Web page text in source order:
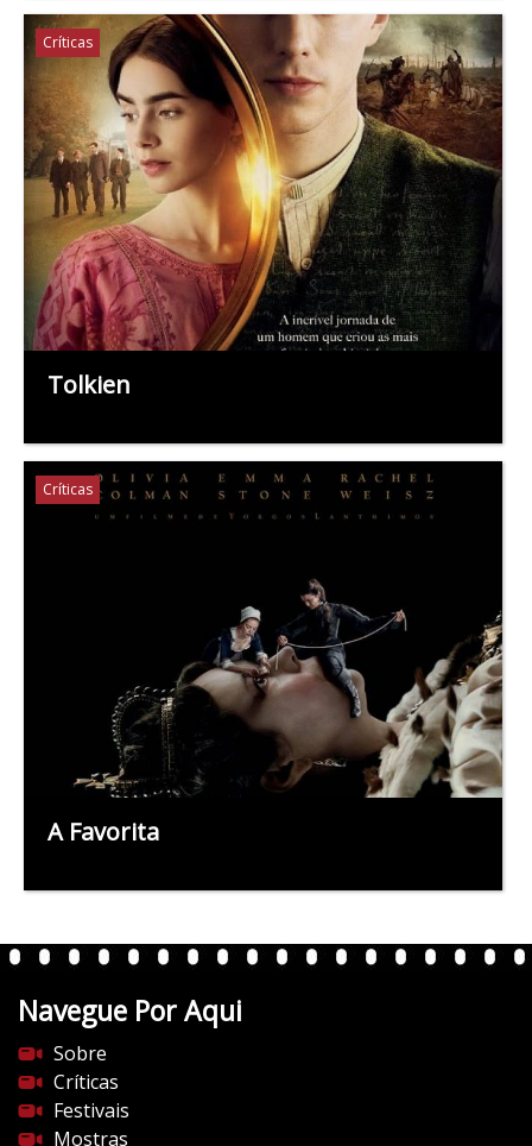
Críticas
Tolkien
Críticas
A Favorita
Navegue Por Aqui
Sobre
Críticas
Festivais
Mostras